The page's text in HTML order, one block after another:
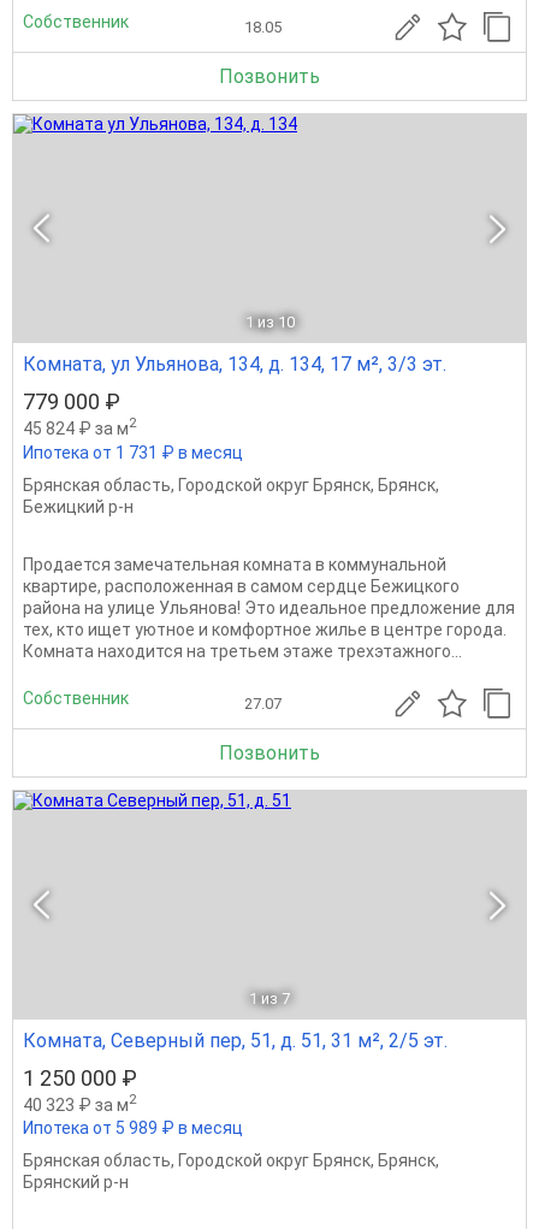
Собственник 18.05
Позвонить
1 из 10
Комната, ул Ульянова, 134, д. 134, 17 м², 3/3 эт.
779 000 ₽
45 824 ₽ за м2
Ипотека от 1 731 ₽ в месяц
Брянская область, Городской округ Брянск, Брянск,
Бежицкий р-н
Продается замечательная комната в коммунальной
квартире, расположенная в самом сердце Бежицкого
района на улице Ульянова! Это идеальное предложение для
тех, кто ищет уютное и комфортное жилье в центре города.
Комната находится на третьем этаже трехэтажного...
Собственник 27.07
Позвонить
1 из 7
Комната, Северный пер, 51, д. 51, 31 м², 2/5 эт.
1 250 000 ₽
40 323 ₽ за м2
Ипотека от 5 989 ₽ в месяц
Брянская область, Городской округ Брянск, Брянск,
Брянский р-н